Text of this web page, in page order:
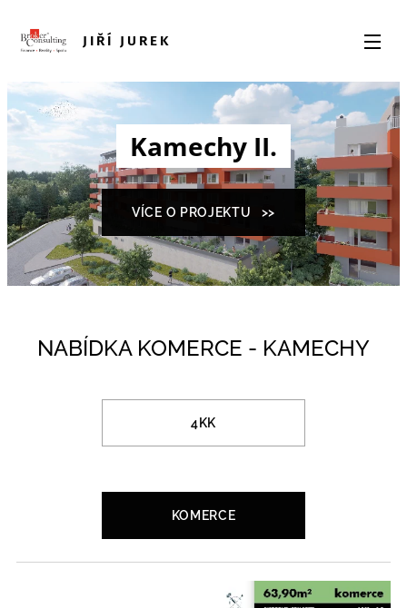
JIŘÍ JUREK
Kamechy II.
VÍCE O PROJEKTU >>
NABÍDKA KOMERCE - KAMECHY
4KK
KOMERCE